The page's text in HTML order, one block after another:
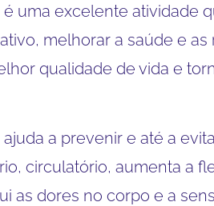
é uma excelente atividade
melhorar a saúde e
qualidade de vida e
a prevenir e até a
circulatório, aumenta a
as dores no corpo e a